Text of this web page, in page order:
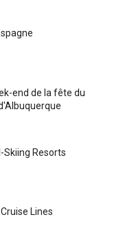
end de la fête du
Skiing Resorts
Lines